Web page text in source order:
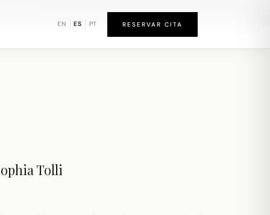
EN ES PT RESERVAR CITA
Tolli